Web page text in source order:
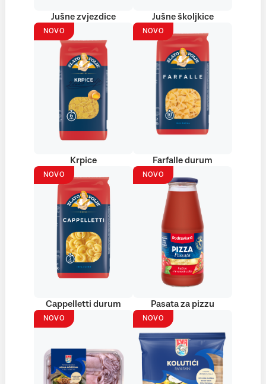
Jušne zvjezdice Jušne školjkice
NOVO
Krpice
NOVO
Farfalle durum
NOVO
Cappelletti durum
NOVO
Pasata za pizzu
NOVO NOVO